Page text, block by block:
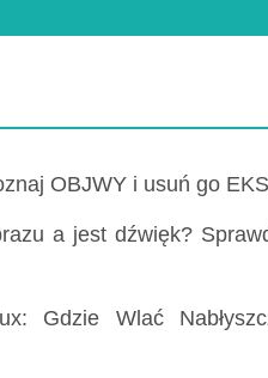
OBJWY i usuń go
a jest dźwięk?
Gdzie Wlać